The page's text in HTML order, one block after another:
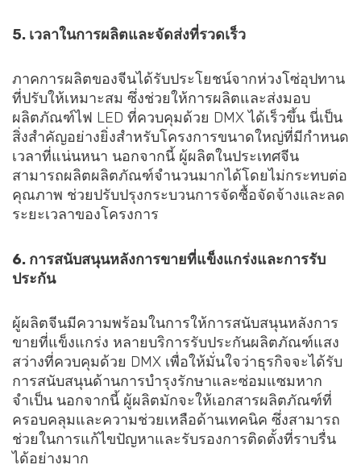
5. เวลาในการผลิตและจัดส่งที่รวดเร็ว
ภาคการผลิตของจีนได้รับประโยชน์จากห่วงโซ่อุปทาน
ที่ปรับให้เหมาะสม ซึ่งช่วยให้การผลิตและส่งมอบ
ผลิตภัณฑ์ไฟ LED ที่ควบคุมด้วย DMX ได้เร็วขึ้น นี่เป็น
สิ่งสำคัญอย่างยิ่งสำหรับโครงการขนาดใหญ่ที่มีกำหนด
เวลาที่แน่นหนา นอกจากนี้ ผู้ผลิตในประเทศจีน
สามารถผลิตผลิตภัณฑ์จำนวนมากได้โดยไม่กระทบต่อ
คุณภาพ ช่วยปรับปรุงกระบวนการจัดซื้อจัดจ้างและลด
ระยะเวลาของโครงการ
6. การสนับสนุนหลังการขายที่แข็งแกร่งและการรับ
ประกัน
ผู้ผลิตจีนมีความพร้อมในการให้การสนับสนุนหลังการ
ขายที่แข็งแกร่ง หลายบริการรับประกันผลิตภัณฑ์แสง
สว่างที่ควบคุมด้วย DMX เพื่อให้มั่นใจว่าธุรกิจจะได้รับ
การสนับสนุนด้านการบำรุงรักษาและซ่อมแซมหาก
จำเป็น นอกจากนี้ ผู้ผลิตมักจะให้เอกสารผลิตภัณฑ์ที่
ครอบคลุมและความช่วยเหลือด้านเทคนิค ซึ่งสามารถ
ช่วยในการแก้ไขปัญหาและรับรองการติดตั้งที่ราบรื่น
ได้อย่างมาก